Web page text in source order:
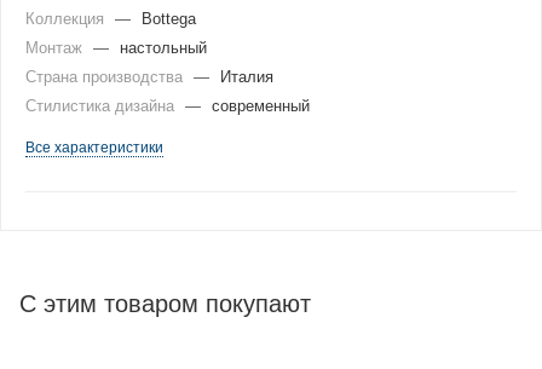
Коллекция
—
Bottega
Монтаж —
настольный
Страна производства —
Италия
Стилистика дизайна — современный
Все характеристики
С этим товаром покупают